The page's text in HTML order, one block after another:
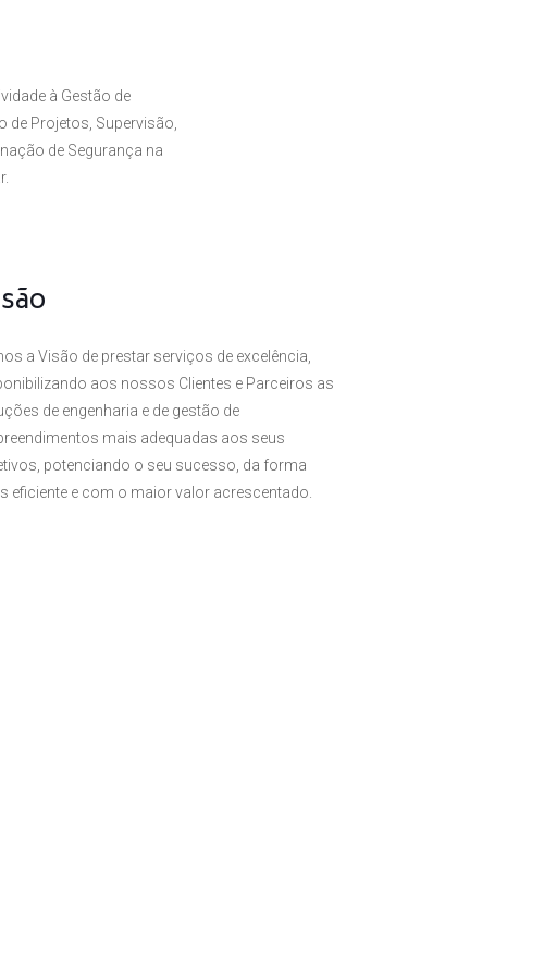
à Gestão de
de Projetos, Supervisão,
de Segurança na
a Visão de prestar serviços de excelência,
aos nossos Clientes e Parceiros as
de engenharia e de gestão de
mais adequadas aos seus
potenciando o seu sucesso, da forma
eficiente e com o maior valor acrescentado.